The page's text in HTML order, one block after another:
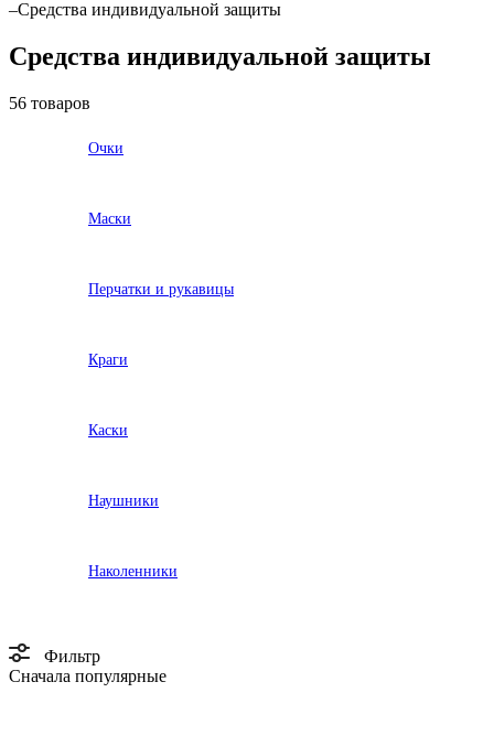
–Средства индивидуальной защиты
Средства индивидуальной защиты
56 товаров
Очки
Маски
Перчатки и рукавицы
Краги
Каски
Наушники
Наколенники
Фильтр
Сначала популярные